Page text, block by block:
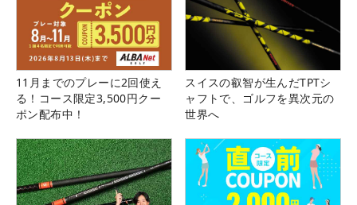
11月までのプレーに2回使え
る！コース限定3,500円クー
ポン配布中！
スイスの叡智が生んだTPTシ
ャフトで、ゴルフを異次元の
世界へ